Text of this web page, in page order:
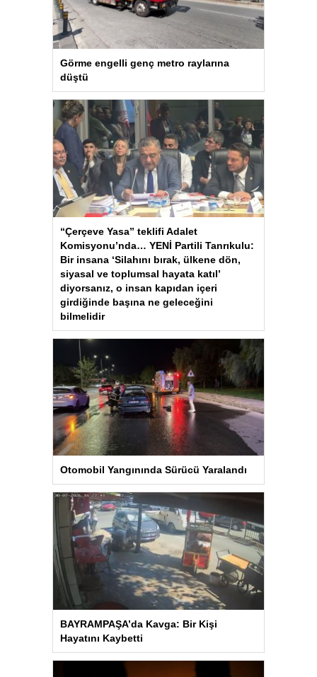
Görme engelli genç metro raylarına
düştü
“Çerçeve Yasa” teklifi Adalet
Komisyonu’nda… YENİ Partili Tanrıkulu:
Bir insana ‘Silahını bırak, ülkene dön,
siyasal ve toplumsal hayata katıl’
diyorsanız, o insan kapıdan içeri
girdiğinde başına ne geleceğini
bilmelidir
Otomobil Yangınında Sürücü Yaralandı
BAYRAMPAŞA’da Kavga: Bir Kişi
Hayatını Kaybetti